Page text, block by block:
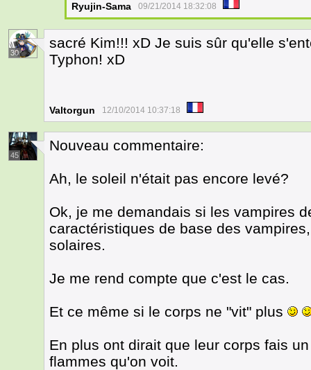
Ryujin-Sama 09/21/2014 18:32:08
30
sacré Kim!!! xD Je suis sûr qu'elle
Typhon! xD
Valtorgun 12/10/2014 10:37:18
45
Nouveau commentaire:
Ah, le soleil n'était pas encore levé?
Ok, je me demandais si les vampires
caractéristiques de base des
solaires.
Je me rend compte que c'est le cas.
Et ce même si le corps ne "vit" plus
En plus ont dirait que leur corps fais
flammes qu'on voit.